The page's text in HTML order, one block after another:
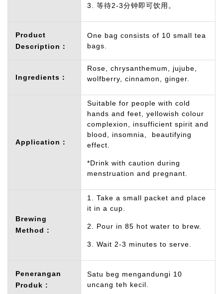
3. 等待2-3分钟即可饮用。
Product
Description：
One bag consists of 10 small tea
bags.
Ingredients：
Rose, chrysanthemum, jujube,
wolfberry, cinnamon, ginger.
Application：
Suitable for people with cold
hands and feet, yellowish colour
complexion, insufficient spirit and
blood, insomnia, beautifying
effect.
*Drink with caution during
menstruation and pregnant.
Brewing
Method :
1. Take a small packet and place
it in a cup.
2. Pour in 85 hot water to brew.
3. Wait 2-3 minutes to serve.
Penerangan
Produk :
Satu beg mengandungi 10
uncang teh kecil.